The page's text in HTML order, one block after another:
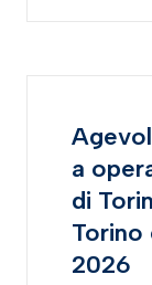
a
di
Torino
2026